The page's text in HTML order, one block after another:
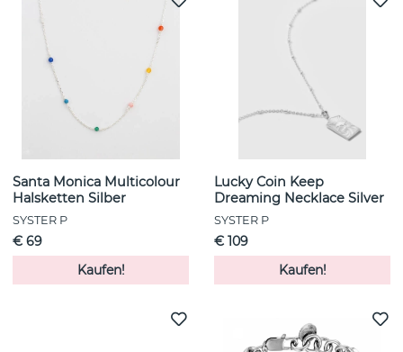
Santa Monica Multicolour
Halsketten Silber
SYSTER P
€ 69
Kaufen!
Lucky Coin Keep
Dreaming Necklace Silver
SYSTER P
€ 109
Kaufen!